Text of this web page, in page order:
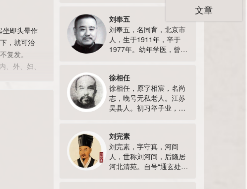
文章
坐即头晕作
，就可治
复发。
外、妇、
摩、外科手
（1266年），以所…
医研究班学习，受著名中
医学家岳美中、王文鼎、
方药中的教诲，继又在全
国知名《金匮》学家彭履
学、科研和临床工作…
刘奉五
刘奉五，名同育，北京市
人，生于1911年，卒于
1977年。幼年学医，曾拜
华之邀，任教于北平国医
学院。建国后，在北京中
医进修学校任教，1955年
调任北京中医医院妇科工
中医系。
徐相任
徐相任，原字相宸，名尚
志，晚号无私老人。江苏
吴县人。初习举子业，弱
年夏秋间，上海时疫流
行，以霍乱最甚，他受聘
于上海中国红十字会附设
时疫医院，任顾问；又曾
刘完素
刘完素，字守真，河间
人，世称刘河间，后隐居
河北清苑。自号“通玄处